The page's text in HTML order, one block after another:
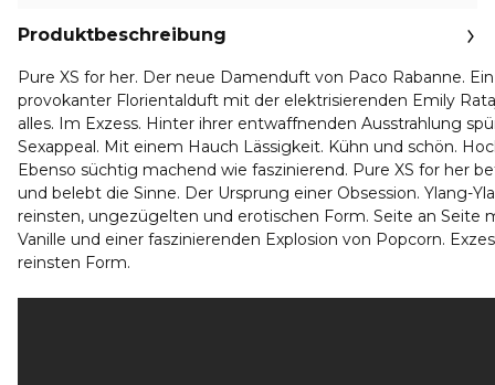
Produktbeschreibung
Pure XS for her. Der neue Damenduft von Paco Rabanne.
provokanter Florientalduft mit der elektrisierenden Emily
alles. Im Exzess. Hinter ihrer entwaffnenden Ausstrahlung
Sexappeal. Mit einem Hauch Lässigkeit. Kühn und schön.
Ebenso süchtig machend wie faszinierend. Pure XS for her
und belebt die Sinne. Der Ursprung einer Obsession. Ylang-
reinsten, ungezügelten und erotischen Form. Seite an Seite
Vanille und einer faszinierenden Explosion von Popcorn.
reinsten Form.